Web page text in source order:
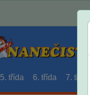
5. třída 6. třída 7. třída